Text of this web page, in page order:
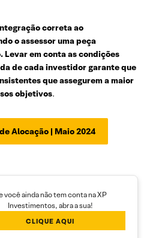
correta ao
o assessor uma peça
Levar em conta as condições
de cada investidor garante que
que assegurem a maior
objetivos.
Alocação | Maio 2024
você ainda não tem conta na XP
Investimentos, abra a sua!
CLIQUE AQUI